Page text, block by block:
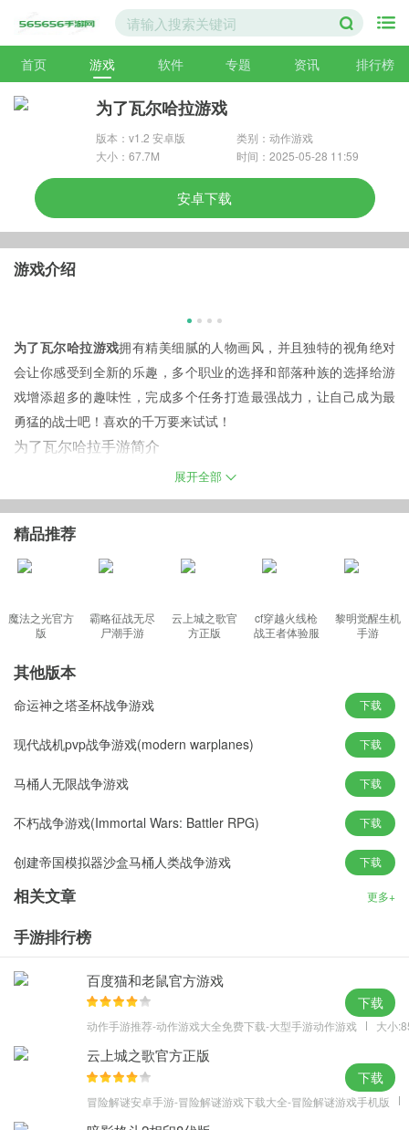
首页 游戏 软件 专题 资讯 排行榜
为了瓦尔哈拉游戏
版本：v1.2 安卓版
类别：动作游戏
大小：67.7M
时间：2025-05-28 11:59
安卓下载
游戏介绍
为了瓦尔哈拉游戏拥有精美细腻的人物画风，并且独特的视角绝对
会让你感受到全新的乐趣，多个职业的选择和部落种族的选择给游
戏增添超多的趣味性，完成多个任务打造最强战力，让自己成为最
勇猛的战士吧！喜欢的千万要来试试！
为了瓦尔哈拉手游简介
游戏以上帝视角呈现出了不一样的精彩玩法，精彩刺激的模拟战斗
己的部落勇敢的去战斗，借助你的武器去和敌人搏斗，你的武器还
可以升级，掌握格斗的技巧以及展示出来，获取胜利开始全新的关
卡，相信自己的实力，炫酷的动作格斗技巧。快去下载这款游戏
为了瓦尔哈拉手机版热点
2、合理使用核心战术和技能，很多的士兵一起准备好了挑战最强的
对手。
3、有趣的战斗体验会将为你带来不一样的游玩过程，丰富的关卡会
让你体验到最有趣的冒险；
游戏亮点
2、随着等级的不断增加，难度也会增加，这是非常具有挑战性的。
3、杀死Boss以获取更多的武器和装备，以享受最令人兴奋的游戏体
游戏特色
2、多种关卡等你来挑战。新的军队战争模式的生存使游戏更加有
到最棒的战斗。
4、这里有许多不同种类的关卡等着您挑战游戏，新军队战争模式的
生存让游戏变得更加有趣。
展开全部
精品推荐
魔法之光官方
版
霸略征战无尽
尸潮手游
云上城之歌官
方正版
cf穿越火线枪
战王者体验服
黎明觉醒生机
手游
其他版本
命运神之塔圣杯战争游戏 下载
现代战机pvp战争游戏(modern warplanes) 下载
马桶人无限战争游戏 下载
不朽战争游戏(Immortal Wars: Battler RPG) 下载
创建帝国模拟器沙盒马桶人类战争游戏 下载
相关文章 更多+
手游排行榜
百度猫和老鼠官方游戏
动作手游推荐-动作游戏大全免费下载-大型手游动作游戏 大小
下载
云上城之歌官方正版
冒险解谜安卓手游-冒险解谜游戏下载大全-冒险解谜游戏手机版
下载